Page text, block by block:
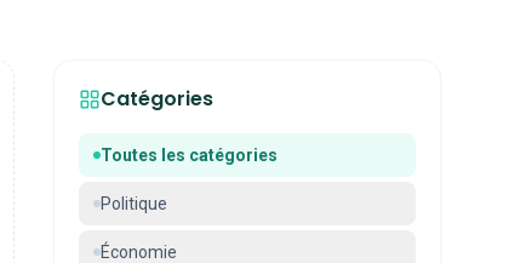
Catégories
Toutes les catégories
Politique
Économie